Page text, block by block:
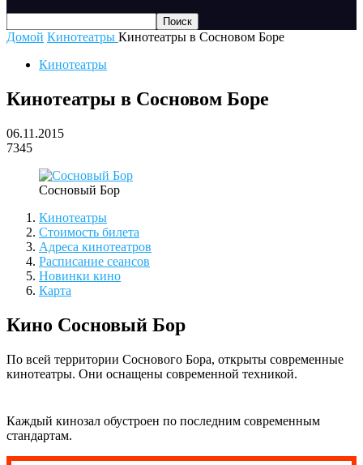
Домой Кинотеатры Кинотеатры в Сосновом Боре
Кинотеатры
Кинотеатры в Сосновом Боре
06.11.2015
7345
Сосновый Бор
Кинотеатры
Стоимость билета
Адреса кинотеатров
Расписание сеансов
Новинки кино
Карта
Кино Сосновый Бор
По всей территории Соснового Бора, открыты современные
кинотеатры. Они оснащены современной техникой.
Каждый кинозал обустроен по последним современным
стандартам.